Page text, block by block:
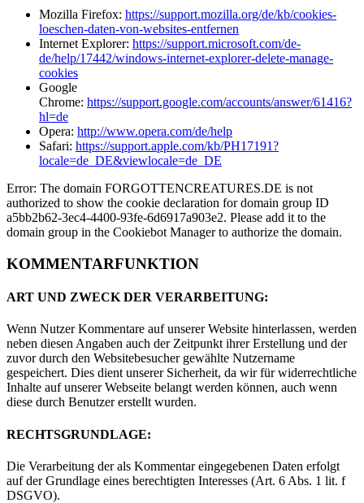
Mozilla Firefox: https://support.mozilla.org/de/kb/cookies-
loeschen-daten-von-websites-entfernen
Internet Explorer: https://support.microsoft.com/de-
de/help/17442/windows-internet-explorer-delete-manage-
cookies
Google
Chrome: https://support.google.com/accounts/answer/61416?
hl=de
Opera: http://www.opera.com/de/help
Safari: https://support.apple.com/kb/PH17191?
locale=de_DE&viewlocale=de_DE
Error: The domain FORGOTTENCREATURES.DE is not
authorized to show the cookie declaration for domain group ID
a5bb2b62-3ec4-4400-93fe-6d6917a903e2. Please add it to the
domain group in the Cookiebot Manager to authorize the domain.
KOMMENTARFUNKTION
ART UND ZWECK DER VERARBEITUNG:
Wenn Nutzer Kommentare auf unserer Website hinterlassen, werden
neben diesen Angaben auch der Zeitpunkt ihrer Erstellung und der
zuvor durch den Websitebesucher gewählte Nutzername
gespeichert. Dies dient unserer Sicherheit, da wir für widerrechtliche
Inhalte auf unserer Webseite belangt werden können, auch wenn
diese durch Benutzer erstellt wurden.
RECHTSGRUNDLAGE:
Die Verarbeitung der als Kommentar eingegebenen Daten erfolgt
auf der Grundlage eines berechtigten Interesses (Art. 6 Abs. 1 lit. f
DSGVO).